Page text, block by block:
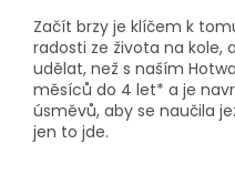
Začít brzy je klíčem k
radosti ze života na kole,
udělat, než s naším
měsíců do 4 let* a je
úsměvů, aby se naučila
jen to jde.